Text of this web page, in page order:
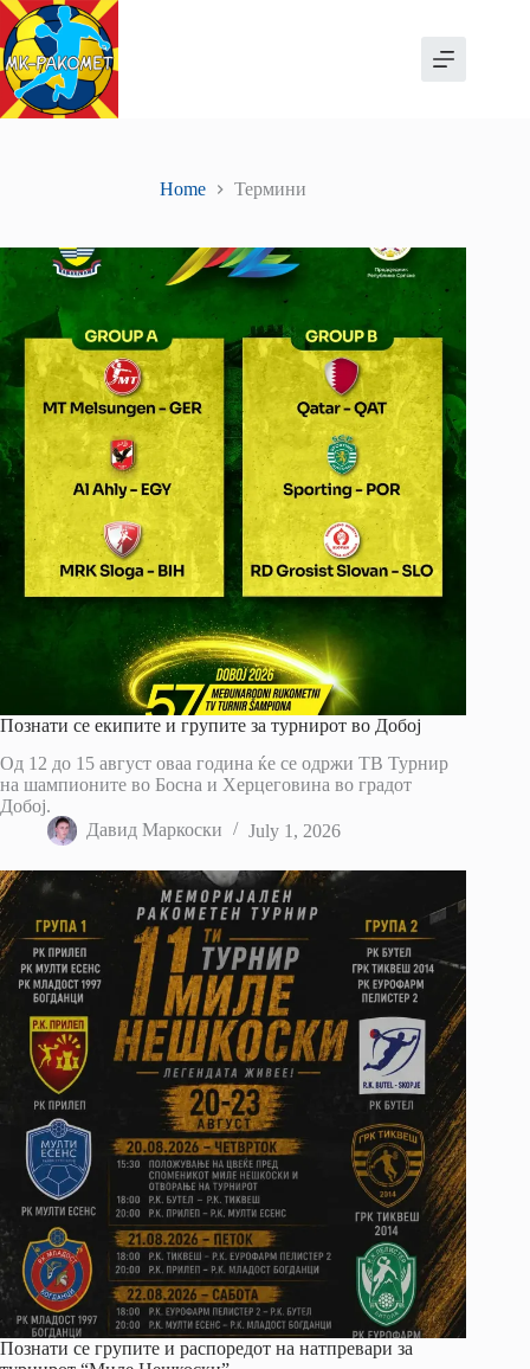
Skip
to
content
Home Термини
Познати се екипите и групите за турнирот во Добој
Од 12 до 15 август оваа година ќе се одржи ТВ Турнир
на шампионите во Босна и Херцеговина во градот
Добој.
Давид Маркоски
July 1, 2026
Познати се групите и распоредот на натпревари за